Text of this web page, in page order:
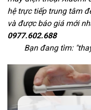
hệ trực tiếp trung tâm
và được báo giá mới
0977.602.688
Bạn đang tìm: "